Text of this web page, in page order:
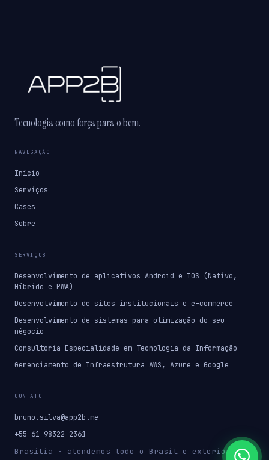
Tecnologia como força para o bem.
NAVEGAÇÃO
Início
Serviços
Cases
Sobre
SERVIÇOS
Desenvolvimento de aplicativos Android e IOS (Nativo,
Híbrido e PWA)
Desenvolvimento de sites institucionais e e-commerce
Desenvolvimento de sistemas para otimização do seu
négocio
Consultoria Especialidade em Tecnologia da Informação
Gerenciamento de Infraestrutura AWS, Azure e Google
CONTATO
bruno.silva@app2b.me
+55 61 98322-2361
Brasília · atendemos todo o Brasil e exterior